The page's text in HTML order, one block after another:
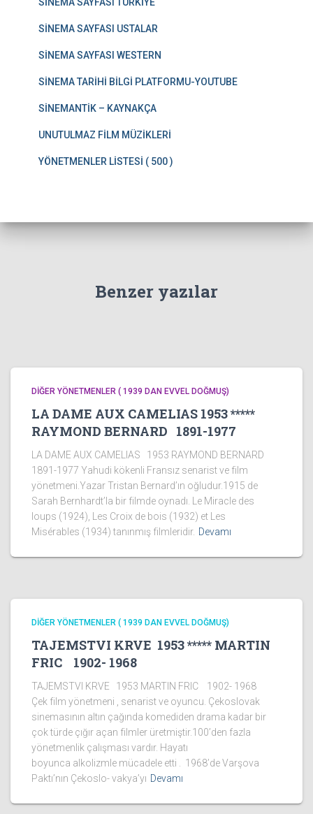
SİNEMA SAYFASI USTALAR
SİNEMA SAYFASI WESTERN
SİNEMA TARİHİ BİLGİ PLATFORMU-YOUTUBE
SİNEMANTİK – KAYNAKÇA
UNUTULMAZ FİLM MÜZİKLERİ
YÖNETMENLER LİSTESİ ( 500 )
Benzer yazılar
DİĞER YÖNETMENLER ( 1939 DAN EVVEL DOĞMUŞ)
LA DAME AUX CAMELIAS 1953 *****
RAYMOND BERNARD 1891-1977
LA DAME AUX CAMELIAS 1953 RAYMOND BERNARD
1891-1977 Yahudi kökenli Fransız senarist ve film
yönetmeni.Yazar Tristan Bernard’ın oğludur.1915 de
Sarah Bernhardt’la bir filmde oynadı. Le Miracle des
loups (1924), Les Croix de bois (1932) et Les
Misérables (1934) tanınmış filmleridir. Devamı
DİĞER YÖNETMENLER ( 1939 DAN EVVEL DOĞMUŞ)
TAJEMSTVI KRVE 1953 ***** MARTIN
FRIC 1902- 1968
TAJEMSTVI KRVE 1953 MARTIN FRIC 1902- 1968
Çek film yönetmeni , senarist ve oyuncu. Çekoslovak
sinemasının altın çağında komediden drama kadar bir
çok türde çığır açan filmler üretmiştir.100’den fazla
yönetmenlik çalışması vardır. Hayatı
boyunca alkolizmle mücadele etti . 1968’de Varşova
Paktı’nın Çekoslo- vakya’yı Devamı